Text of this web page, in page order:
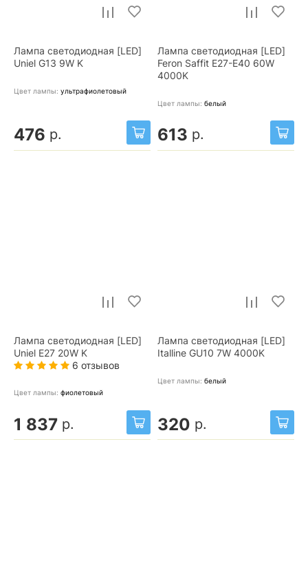
Лампа светодиодная [LED]
Uniel G13 9W K
Цвет лампы: ультрафиолетовый
476 р.
Лампа светодиодная [LED]
Feron Saffit E27-E40 60W
4000K
Цвет лампы: белый
613 р.
Лампа светодиодная [LED]
Uniel E27 20W K
6 отзывов
Цвет лампы: фиолетовый
1 837 р.
Лампа светодиодная [LED]
Italline GU10 7W 4000K
Цвет лампы: белый
320 р.